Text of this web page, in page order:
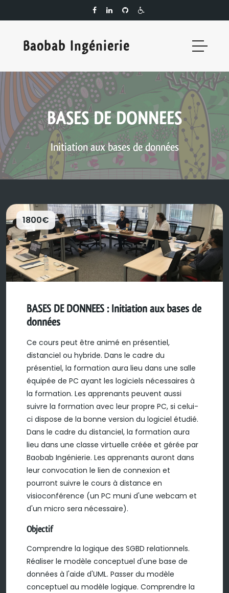
Baobab Ingénierie
BASES DE DONNEES
Initiation aux bases de données
1800€
BASES DE DONNEES : Initiation aux bases de
données
Ce cours peut être animé en présentiel,
distanciel ou hybride. Dans le cadre du
présentiel, la formation aura lieu dans une salle
équipée de PC ayant les logiciels nécessaires à
la formation. Les apprenants peuvent aussi
suivre la formation avec leur propre PC, si celui-
ci dispose de la bonne version du logiciel étudié.
Dans le cadre du distanciel, la formation aura
lieu dans une classe virtuelle créée et gérée par
Baobab Ingénierie. Les apprenants auront dans
leur convocation le lien de connexion et
pourront suivre le cours à distance en
visioconférence (un PC muni d'une webcam et
d'un micro sera nécessaire).
Objectif
Comprendre la logique des SGBD relationnels.
Réaliser le modèle conceptuel d'une base de
données à l'aide d'UML. Passer du modèle
conceptuel au modèle logique. Comprendre la